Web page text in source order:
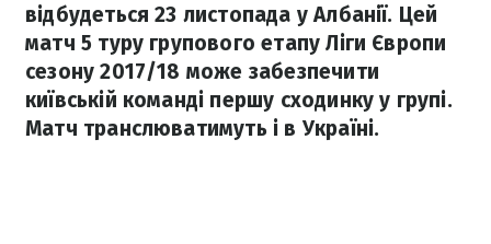
відбудеться 23 листопада у Албанії. Цей
матч 5 туру групового етапу Ліги Європи
сезону 2017/18 може забезпечити
київській команді першу сходинку у групі.
Матч транслюватимуть і в Україні.